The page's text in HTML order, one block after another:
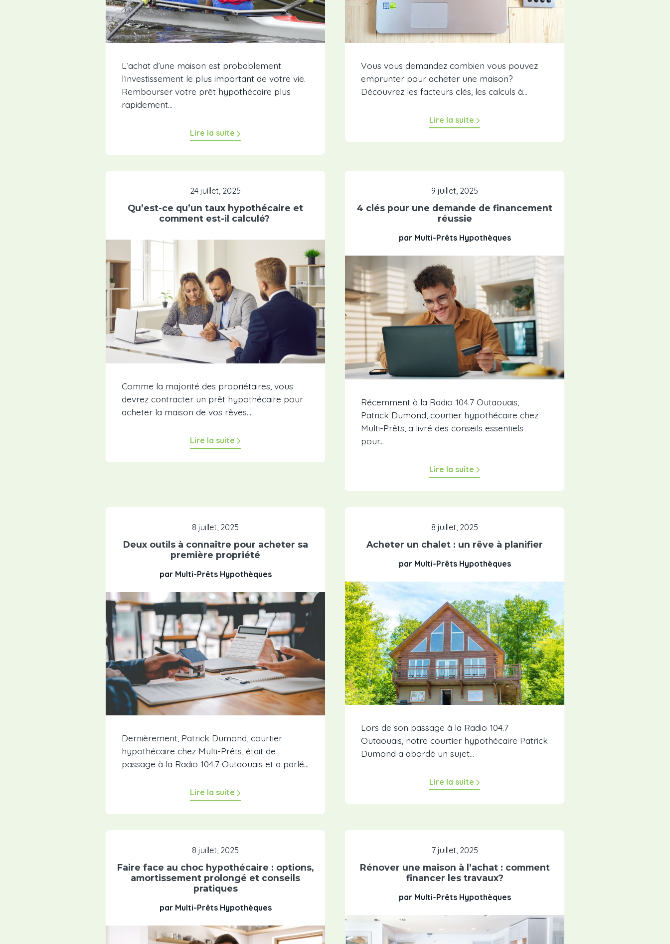
L’achat d’une maison est probablement
l’investissement le plus important de votre vie.
Rembourser votre prêt hypothécaire plus
rapidement...
Lire la suite
Vous vous demandez combien vous pouvez
emprunter pour acheter une maison?
Découvrez les facteurs clés, les calculs à...
Lire la suite
24 juillet, 2025
Qu’est-ce qu’un taux hypothécaire et
comment est-il calculé?
Comme la majorité des propriétaires, vous
devrez contracter un prêt hypothécaire pour
acheter la maison de vos rêves....
Lire la suite
9 juillet, 2025
4 clés pour une demande de financement
réussie
par Multi-Prêts Hypothèques
Récemment à la Radio 104.7 Outaouais,
Patrick Dumond, courtier hypothécaire chez
Multi-Prêts, a livré des conseils essentiels
pour...
Lire la suite
8 juillet, 2025
Deux outils à connaître pour acheter sa
première propriété
par Multi-Prêts Hypothèques
Dernièrement, Patrick Dumond, courtier
hypothécaire chez Multi-Prêts, était de
passage à la Radio 104.7 Outaouais et a parlé...
Lire la suite
8 juillet, 2025
Acheter un chalet : un rêve à planifier
par Multi-Prêts Hypothèques
Lors de son passage à la Radio 104.7
Outaouais, notre courtier hypothécaire Patrick
Dumond a abordé un sujet...
Lire la suite
8 juillet, 2025
Faire face au choc hypothécaire : options,
amortissement prolongé et conseils
pratiques
par Multi-Prêts Hypothèques
7 juillet, 2025
Rénover une maison à l’achat : comment
financer les travaux?
par Multi-Prêts Hypothèques